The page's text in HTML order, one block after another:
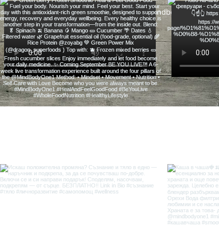
gergana@mindbodyone1.com